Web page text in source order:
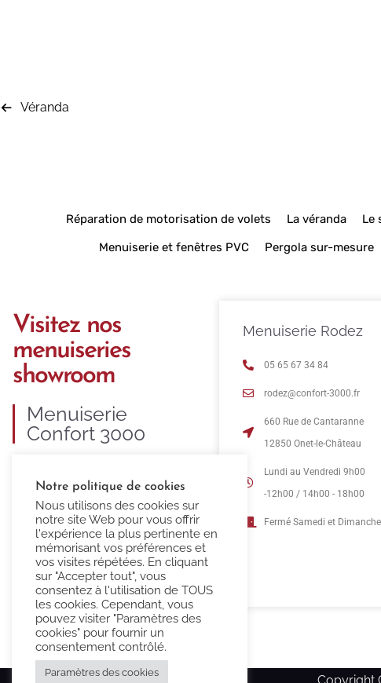
Véranda
Réparation de motorisation de volets La véranda Le
Menuiserie et fenêtres PVC
Pergola sur-mesure
Visitez nos
menuiseries
showroom
Menuiserie
Confort 3000
fourniture et pose de menuiseries
PVC, ALU, BOIS et MIXTE.
Menuiserie Rodez
05 65 67 34 84
rodez@confort-3000.fr
660 Rue de Cantaranne
12850 Onet-le-Château
Lundi au Vendredi 9h00
-12h00 / 14h00 - 18h00
Fermé Samedi et Dimanche
Notre politique de cookies
Nous utilisons des cookies sur
notre site Web pour vous offrir
l'expérience la plus pertinente en
mémorisant vos préférences et
vos visites répétées. En cliquant
sur "Accepter tout", vous
consentez à l'utilisation de TOUS
les cookies. Cependant, vous
pouvez visiter "Paramètres des
cookies" pour fournir un
consentement contrôlé.
Paramètres des cookies